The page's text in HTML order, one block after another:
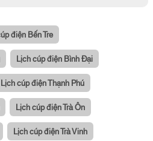
điện Bến Tre
Lịch cúp điện Bình Đại
Lịch cúp điện Thạnh Phú
Lịch cúp điện Trà Ôn
Lịch cúp điện Trà Vinh